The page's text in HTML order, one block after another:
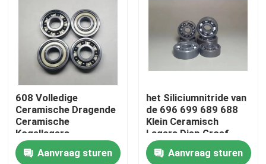
VR toon
Over ons
Kwaliteitscontrole
Neem contact met ons op
608 Volledige
Ceramische Dragende
Ceramische
Kogellagers
8x22x7mm van het
Siliciumnitride
Aanvraag sturen
het Siliciumnitride van
de 696 699 689 688
Klein Ceramisch
Lagers Diep Groef
Aanvraag sturen